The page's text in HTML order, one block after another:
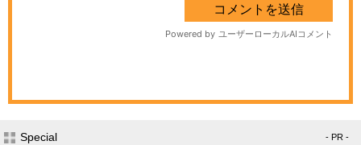
Special - PR -